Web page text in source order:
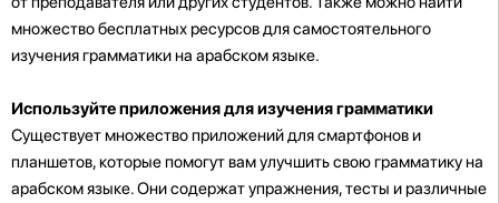
множество бесплатных ресурсов для самостоятельного
изучения грамматики на арабском языке.
Используйте приложения для изучения грамматики
Существует множество приложений для смартфонов и
планшетов, которые помогут вам улучшить свою грамматику на
арабском языке. Они содержат упражнения, тесты и различные